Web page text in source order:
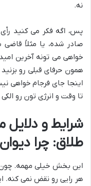
نه.
پس، اگه فکر می کنید رأی
صادر شده، یا مثلاً
خواهی می تونه آخرین
همون حرفای قبلی رو
اینجا جای فرجام خواهی
تا وقت و انرژی تون رو
شرایط و دلایل
طلاق: چرا
این بخش خیلی مهمه. چون
هر رایی رو نقض نمی